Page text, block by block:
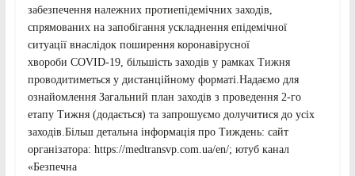
забезпечення належних протиепідемічних заходів,
спрямованих на запобігання ускладнення епідемічної
ситуації внаслідок поширення коронавірусної
хвороби COVID-19, більшість заходів у рамках Тижня
проводитиметься у дистанційному форматі.Надаємо для
ознайомлення Загальний план заходів з проведення 2-го
етапу Тижня (додається) та запрошуємо долучитися до усіх
заходів.Більш детальна інформація про Тиждень: сайт
організатора: https://medtransvp.com.ua/en/; ютуб канал
«Безпечна